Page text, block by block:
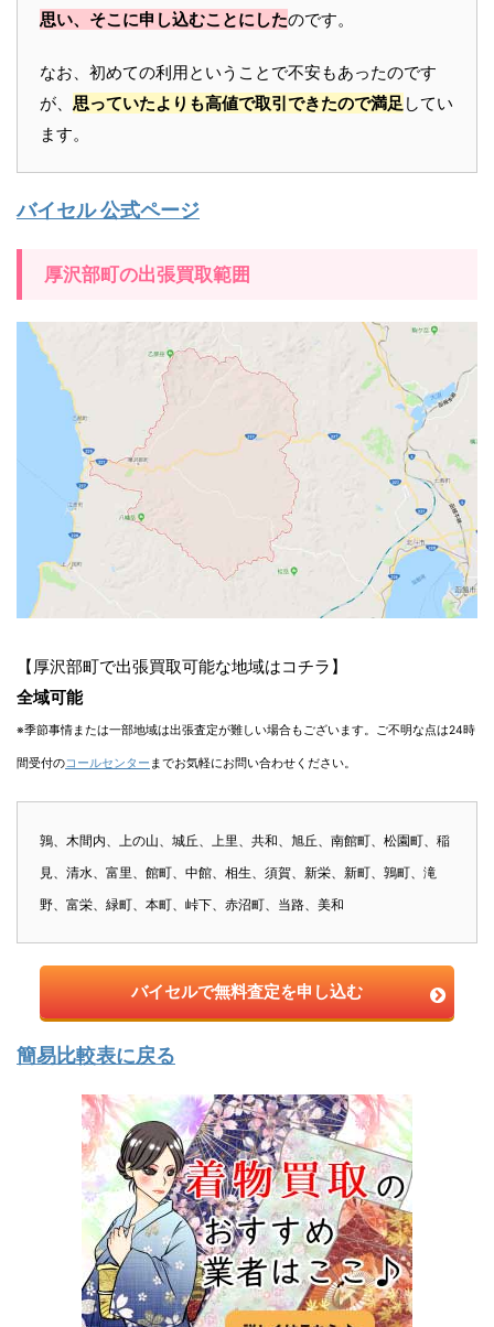
思い、そこに申し込むことにしたのです。
なお、初めての利用ということで不安もあったのです
が、 思っていたよりも高値で取引できたので満足 してい
ます。
バイセル 公式ページ
厚沢部町の出張買取範囲
【厚沢部町で出張買取可能な地域はコチラ】
全域可能
※季節事情または一部地域は出張査定が難しい場合もございます。ご不明な点は24時
間受付のコールセンター までお気軽にお問い合わせください。
鶉、木間内、上の山、城丘、上里、共和、旭丘、南館町、松園町、稲
見、清水、富里、館町、中館、相生、須賀、新栄、新町、鶉町、滝
野、富栄、緑町、本町、峠下、赤沼町、当路、美和
バイセルで無料査定を申し込む
簡易比較表に戻る